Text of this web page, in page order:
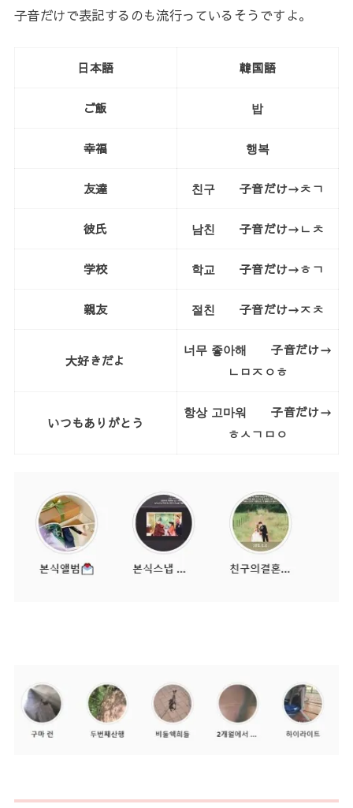
子音だけで表記するのも流行っているそうですよ。
日本語 韓国語
ご飯 밥
幸福 행복
友達 친구 子音だけ→ㅊㄱ
彼氏 남친 子音だけ→ㄴㅊ
学校 학교 子音だけ→ㅎㄱ
親友 절친 子音だけ→ㅈㅊ
大好きだよ
너무 좋아해 子音だけ→
ㄴㅁㅈㅇㅎ
いつもありがとう
항상 고마워 子音だけ→
ㅎㅅㄱㅁㅇ